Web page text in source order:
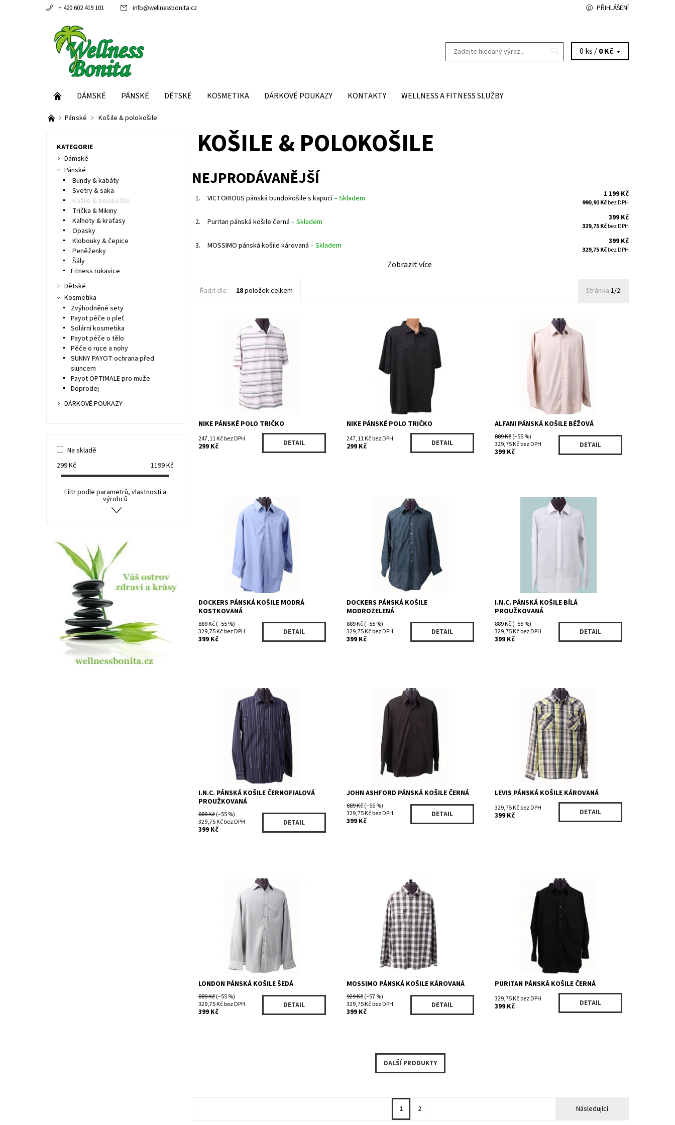
+ 420 602 419 101 info@wellnessbonita.cz PŘIHLÁŠENÍ
0 ks /0 Kč
DÁMSKÉ PÁNSKÉ DĚTSKÉ KOSMETIKA DÁRKOVÉ POUKAZY KONTAKTY WELLNESS A FITNESS SLUŽBY
Pánské Košile & polokošile
KOŠILE & POLOKOŠILE
NEJPRODÁVANĚJŠÍ
1. VICTORIOUS pánská bundokošile s kapucí–Skladem 1 199 Kč
990,91 Kčbez DPH
2. Puritan pánská košile černá –Skladem 399 Kč
329,75 Kčbez DPH
3. MOSSIMO pánská košile károvaná –Skladem 399 Kč
329,75 Kčbez DPH
Zobrazit více
Řadit dle: 18položek celkem Stránka 1/2
Skladem 1 ks
456556WH
NIKE
NIKE PÁNSKÉ POLO TRIČKO
247,11 Kč bez DPH
299 Kč DETAIL
Skladem 1 ks
NIKE PÁNSKÉ POLO TRIČKO
247,11 Kč bez DPH
299 Kč DETAIL
Dostupnost:
Skladem 1 ks
622CBE
ALFANI
ALFANI PÁNSKÁ KOŠILE BÉŽOVÁ
889 Kč(–55 %)
329,75 Kč bez DPH
399 Kč
DETAIL
Skladem 1 ks
732BL
Dockers
DOCKERS PÁNSKÁ KOŠILE MODRÁ
KOSTKOVANÁ
889 Kč(–55 %)
329,75 Kč bez DPH
399 Kč
DETAIL
Skladem 1 ks
15481BLGR
Dockers
DOCKERS PÁNSKÁ KOŠILE
MODROZELENÁ
889 Kč(–55 %)
329,75 Kč bez DPH
399 Kč
DETAIL
Skladem 1 ks
I.N.C. PÁNSKÁ KOŠILE BÍLÁ
PROUŽKOVANÁ
889 Kč(–55 %)
329,75 Kč bez DPH
399 Kč
DETAIL
Skladem 1 ks
622BKPR
I.N.C.
I.N.C. PÁNSKÁ KOŠILE ČERNOFIALOVÁ
PROUŽKOVANÁ
889 Kč(–55 %)
329,75 Kč bez DPH
399 Kč
DETAIL
Skladem 1 ks
622CBK
JOHN ASHFORD
JOHN ASHFORD PÁNSKÁ KOŠILE ČERNÁ
889 Kč(–55 %)
329,75 Kč bez DPH
399 Kč
DETAIL
Skladem 1 ks
3LYLW207BKYW
LEVIS
LEVIS PÁNSKÁ KOŠILE KÁROVANÁ
329,75 Kč bez DPH
399 Kč DETAIL
Skladem 1 ks
212GE
LONDON
LONDON PÁNSKÁ KOŠILE ŠEDÁ
889 Kč(–55 %)
329,75 Kč bez DPH
399 Kč
DETAIL
Skladem 1 ks
822BKWHGR
MOSSIMO
MOSSIMO PÁNSKÁ KOŠILE KÁROVANÁ
929 Kč(–57 %)
329,75 Kč bez DPH
399 Kč
DETAIL
Skladem 2 ks
956CBK
PURITAN PÁNSKÁ KOŠILE ČERNÁ
329,75 Kč bez DPH
399 Kč DETAIL
DALŠÍ PRODUKTY
Následující
1 2
KATEGORIE
Dámské
Pánské
Bundy & kabáty
Svetry & saka
Košile & polokošile
Trička & Mikiny
Kalhoty & kraťasy
Opasky
Klobouky & čepice
Peněženky
Šály
Fitness rukavice
Dětské
Kosmetika
Zvýhodněné sety
Payot péče o pleť
Solární kosmetika
Payot péče o tělo
Péče o ruce a nohy
SUNNY PAYOT ochrana před
sluncem
Payot OPTIMALE pro muže
Doprodej
DÁRKOVÉ POUKAZY
Na skladě
299Kč 1199Kč
Filtr podle parametrů, vlastností a
výrobců